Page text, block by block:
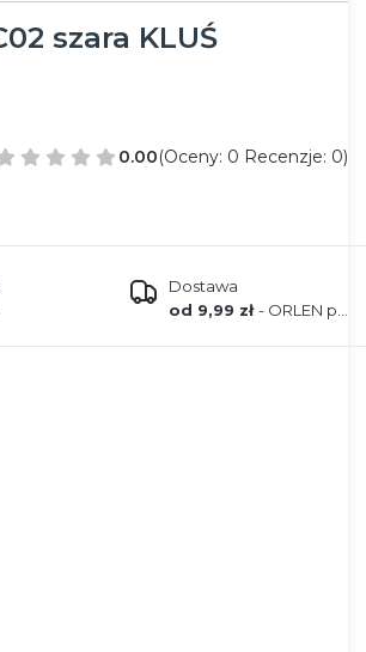
szara KLUŚ
0.00(Oceny: 0 Recenzje: 0)
Dostawa
od 9,99 zł- ORLEN paczka